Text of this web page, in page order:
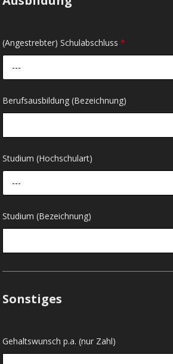
(Angestrebter) Schulabschluss*
---
Berufsausbildung (Bezeichnung)
Studium (Hochschulart)
---
Studium (Bezeichnung)
Sonstiges
Gehaltswunsch p.a. (nur Zahl)